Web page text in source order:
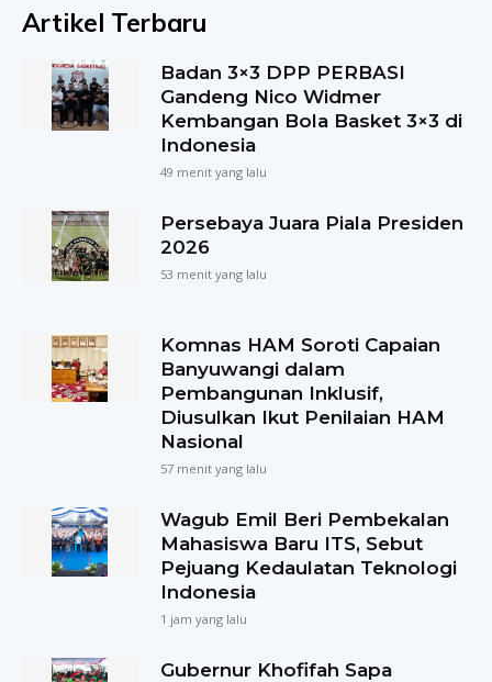
Artikel Terbaru
Badan 3×3 DPP PERBASI
Gandeng Nico Widmer
Kembangan Bola Basket 3×3 di
Indonesia
49 menit yang lalu
Persebaya Juara Piala Presiden
2026
53 menit yang lalu
Komnas HAM Soroti Capaian
Banyuwangi dalam
Pembangunan Inklusif,
Diusulkan Ikut Penilaian HAM
Nasional
57 menit yang lalu
Wagub Emil Beri Pembekalan
Mahasiswa Baru ITS, Sebut
Pejuang Kedaulatan Teknologi
Indonesia
1 jam yang lalu
Gubernur Khofifah Sapa